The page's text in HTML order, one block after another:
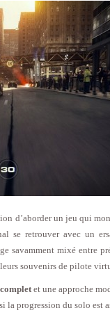
d’aborder un jeu qui
se retrouver avec un
savamment mixé entre
souvenirs de pilote
et une approche
progression du solo est